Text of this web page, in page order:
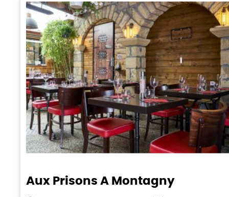
Aux Prisons A Montagny